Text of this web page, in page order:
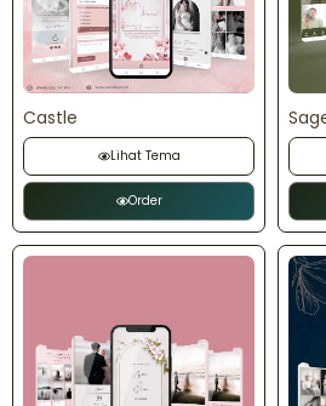
Castle
Lihat Tema
Order